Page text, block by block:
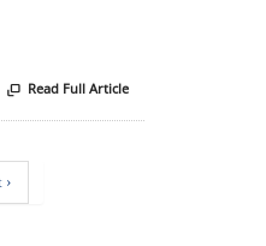
 Read Full Article
›